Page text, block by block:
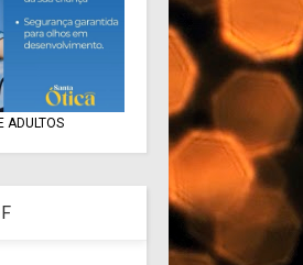
ADULTOS